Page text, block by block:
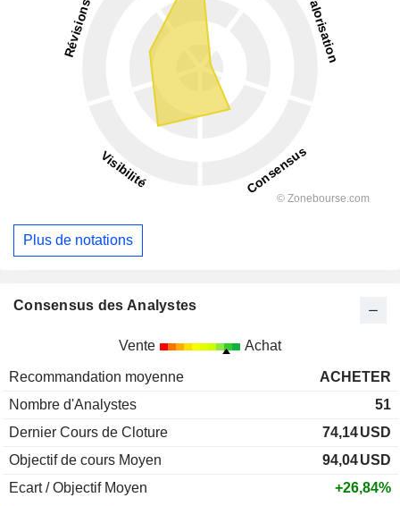
Plus de notations
Consensus des Analystes
Vente Achat
Recommandation moyenne
ACHETER
Nombre d'Analystes
51
Dernier Cours de Cloture
74,14USD
Objectif de cours Moyen
94,04USD
Ecart / Objectif Moyen
+26,84%